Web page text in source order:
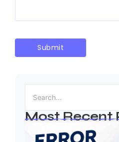
Most Recent